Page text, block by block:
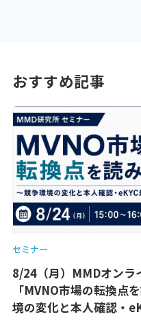
おすすめ記事
セミナー
8/24（月）MMDオンラ
「MVNO市場の転換点
境の変化と本人確認・